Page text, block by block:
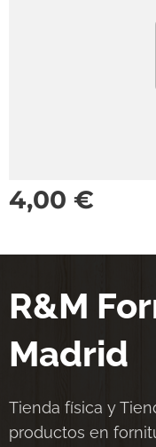
4,00 €
R&M
Madrid
Tienda física y
productos en